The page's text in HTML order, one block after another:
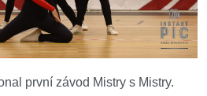
první závod Mistry s Mistry.